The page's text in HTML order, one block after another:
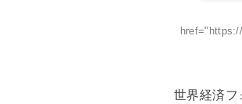
世界経済フ